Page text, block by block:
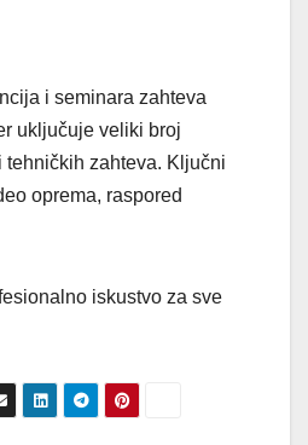
i seminara zahteva
uključuje veliki broj
tehničkih zahteva. Ključni
oprema, raspored
iskustvo za sve